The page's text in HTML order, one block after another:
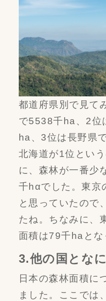
都道府県別で見て
で5538千ha、2位
ha、3位は長野県
北海道が1位とい
に、森林が一番少
千hαでした。東京
と思っていたので
たね。ちなみに、
面積は79千haとな
3.他の国とな
日本の森林面積に
ました。ここでは